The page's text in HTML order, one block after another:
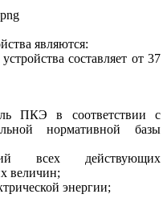
являются:
составляет от 37
ПКЭ в соответствии с
нормативной базы
всех действующих
величин;
энергии;